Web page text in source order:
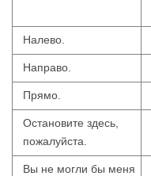
Налево.
Направо.
Прямо.
Остановите здесь,
пожалуйста.
Вы не могли бы меня